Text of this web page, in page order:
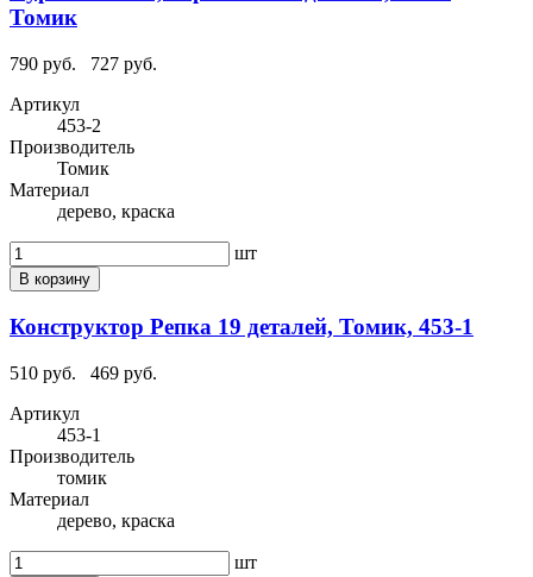
Томик
790 руб.
727 руб.
Артикул
453-2
Производитель
Томик
Материал
дерево, краска
шт
В корзину
Конструктор Репка 19 деталей, Томик, 453-1
510 руб.
469 руб.
Артикул
453-1
Производитель
томик
Материал
дерево, краска
шт